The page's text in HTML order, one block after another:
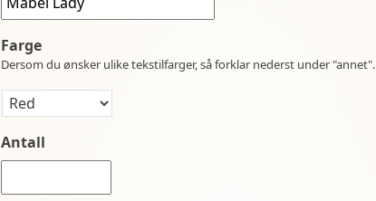
Farge
Dersom du ønsker ulike tekstilfarger, så forklar nederst under "annet".
Antall